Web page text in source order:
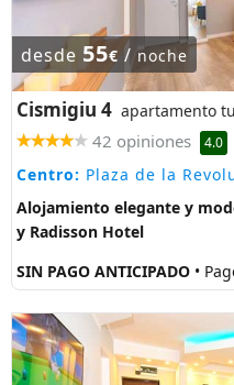
desde 55€/ noche
Cismigiu 4 apartamento
42 opiniones 4.0
Centro: Plaza de la
Alojamiento elegante y
y Radisson Hotel
SIN PAGO ANTICIPADO •